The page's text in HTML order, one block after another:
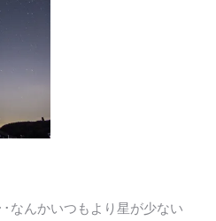
なんかいつもより星が少ない